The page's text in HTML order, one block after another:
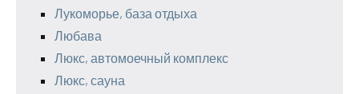
Лукоморье, база отдыха
Любава
Люкс, автомоечный комплекс
Люкс, сауна